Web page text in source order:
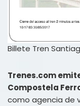
Billete Tren
Trenes.com
Compostela
como agencia de